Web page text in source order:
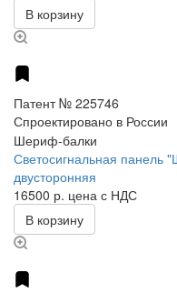
В корзину
Патент № 225746
Спроектировано в России
Шериф-балки
Светосигнальная панель
двусторонняя
16500 р. цена с НДС
В корзину